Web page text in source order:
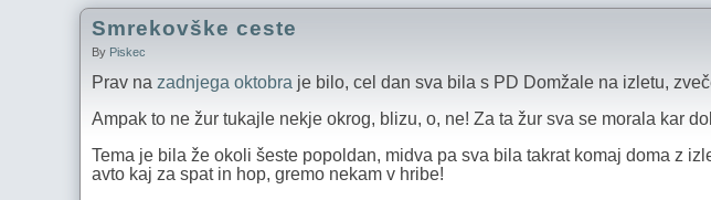
Smrekovške ceste
By Piskec
Prav na zadnjega oktobra je bilo, cel dan sva bila s PD Domžale na izletu,
Ampak to ne žur tukajle nekje okrog, blizu, o, ne! Za ta žur sva se morala kar
Tema je bila že okoli šeste popoldan, midva pa sva bila takrat komaj doma z
avto kaj za spat in hop, gremo nekam v hribe!